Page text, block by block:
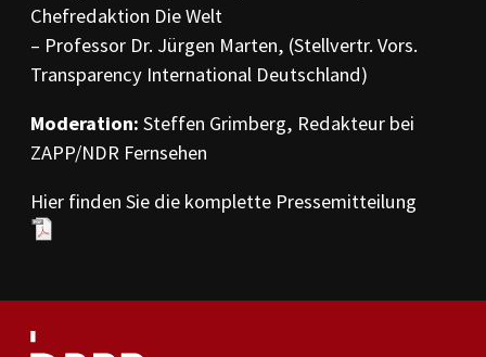
Chefredaktion Die Welt
– Professor Dr. Jürgen Marten, (Stellvertr. Vors.
Transparency International Deutschland)
Moderation: Steffen Grimberg, Redakteur bei
ZAPP/NDR Fernsehen
Hier finden Sie die komplette Pressemitteilung